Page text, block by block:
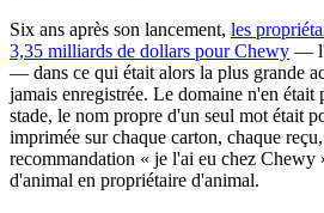
Six ans après son lancement, les
3,35 milliards de dollars pour Chewy —
— dans ce qui était alors la plus grande
jamais enregistrée. Le domaine n'en était
stade, le nom propre d'un seul mot était
imprimée sur chaque carton, chaque
recommandation « je l'ai eu chez Chewy
d'animal en propriétaire d'animal.